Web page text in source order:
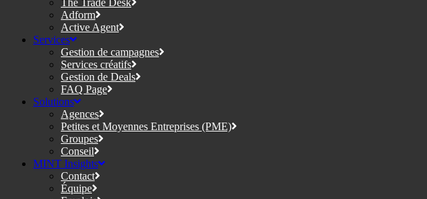
The Trade Desk
Adform
Active Agent
Services
Gestion de campagnes
Services créatifs
Gestion de Deals
FAQ Page
Solutions
Agences
Petites et Moyennes Entreprises (PME)
Groupes
Conseil
MINT Insights
Contact
Équipe